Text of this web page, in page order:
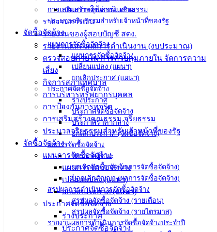
การเสริมสร้างคุณธรรม จริยธรรม
ประมวลจริยธรรมสำหรับเจ้าหน้าที่ของรัฐ
จัดซื้อจัดจ้าง
แผนการจัดซื้อจัดจ้าง
แผนการจัดซื้อจัดจ้าง
เปลี่ยนแปลง (แผนฯ)
ยกเลิกประกาศ (แผนฯ)
ประกาศจัดซื้อจัดจ้าง
ร่างประกาศ
ประกาศจัดซื้อจัดจ้าง
ประกาศราคากลาง
ยกเลิกประกาศ (จัดซื้อจัดจ้าง)
ผลการจัดซื้อจัดจ้าง
ประกาศผู้ชนะ
ยกเลิกประกาศ (ผลการจัดซื้อจัดจ้าง)
บอกเลิกสัญญา (ผลการจัดซื้อจัดจ้าง)
สรุปผลการดำเนินการจัดซื้อจัดจ้าง
สรุปผลจัดซื้อจัดจ้าง (รายเดือน)
สรุปผลจัดซื้อจัดจ้าง (รายไตรมาส)
รายงานผลการดำเนินการจัดซื้อจัดจ้างประจำปี
แผนการใช้จ่ายงินรวม
รายงานการเงิน
รายงานของผู้สอบบัญชี สตง.
รายงานแสดงผลการดำเนินงาน (งบประมาณ)
ตรวจสอบภายใน การควบคุมภายใน จัดการความ
เสี่ยง
กิจการสภาเทศบาล
การบริหารทรัพยากรบุคคล
การป้องกันการทุจริต
การเสริมสร้างคุณธรรม จริยธรรม
ประมวลจริยธรรมสำหรับเจ้าหน้าที่ของรัฐ
จัดซื้อจัดจ้าง
แผนการจัดซื้อจัดจ้าง
แผนการจัดซื้อจัดจ้าง
เปลี่ยนแปลง (แผนฯ)
ยกเลิกประกาศ (แผนฯ)
ประกาศจัดซื้อจัดจ้าง
ร่างประกาศ
ประกาศจัดซื้อจัดจ้าง
ข่าวสาร
อิเล็กทรอนิกส์
องค์
ความรู้
(Knowledge
Management)
ติดต่อ
เทศบาล
สายตรง
นายก
ประวัติ
หัวหน้า
ส่วน